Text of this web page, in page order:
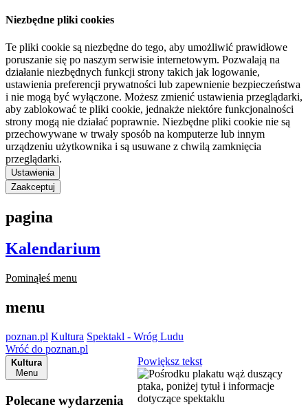
Niezbędne pliki cookies
Te pliki cookie są niezbędne do tego, aby umożliwić prawidłowe
poruszanie się po naszym serwisie internetowym. Pozwalają na
działanie niezbędnych funkcji strony takich jak logowanie,
ustawienia preferencji prywatności lub zapewnienie bezpieczeństwa
i nie mogą być wyłączone. Możesz zmienić ustawienia przeglądarki,
aby zablokować te pliki cookie, jednakże niektóre funkcjonalności
strony mogą nie działać poprawnie. Niezbędne pliki cookie nie są
przechowywane w trwały sposób na komputerze lub innym
urządzeniu użytkownika i są usuwane z chwilą zamknięcia
przeglądarki.
Ustawienia
Zaakceptuj
pagina
Kalendarium
Pominąłeś menu
menu
poznan.pl Kultura Spektakl - Wróg Ludu
Wróć do poznan.pl
Kultura
Menu
Polecane wydarzenia
Powiększ tekst